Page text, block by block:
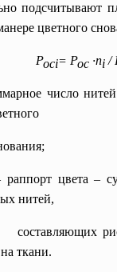
подсчитывают
цветного
Росi= Рос ·ni /
число нитей
раппорт цвета –
нитей,
составляющих
ткани.